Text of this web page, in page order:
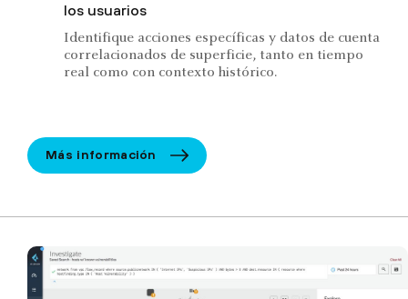
los usuarios
Identifique acciones específicas y datos de cuenta
correlacionados de superficie, tanto en tiempo
real como con contexto histórico.
Más información